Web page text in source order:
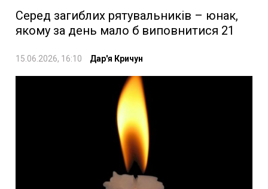
Серед загиблих рятувальників – юнак,
якому за день мало б виповнитися 21
15.06.2026, 16:10 Дар'я Кричун